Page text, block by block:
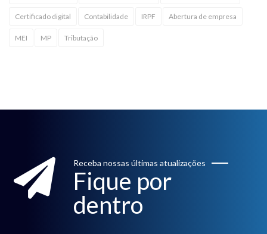
Certificado digital Contabilidade IRPF Abertura de empresa
MEI MP Tributação
Receba nossas últimas atualizações
Fique por
dentro